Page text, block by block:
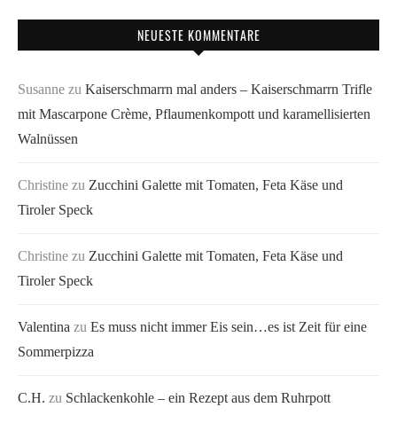
NEUESTE KOMMENTARE
Susanne zu Kaiserschmarrn mal anders – Kaiserschmarrn Trifle
mit Mascarpone Crème, Pflaumenkompott und karamellisierten
Walnüssen
Christine zu Zucchini Galette mit Tomaten, Feta Käse und
Tiroler Speck
Christine zu Zucchini Galette mit Tomaten, Feta Käse und
Tiroler Speck
Valentina zu Es muss nicht immer Eis sein…es ist Zeit für eine
Sommerpizza
C.H. zu Schlackenkohle – ein Rezept aus dem Ruhrpott